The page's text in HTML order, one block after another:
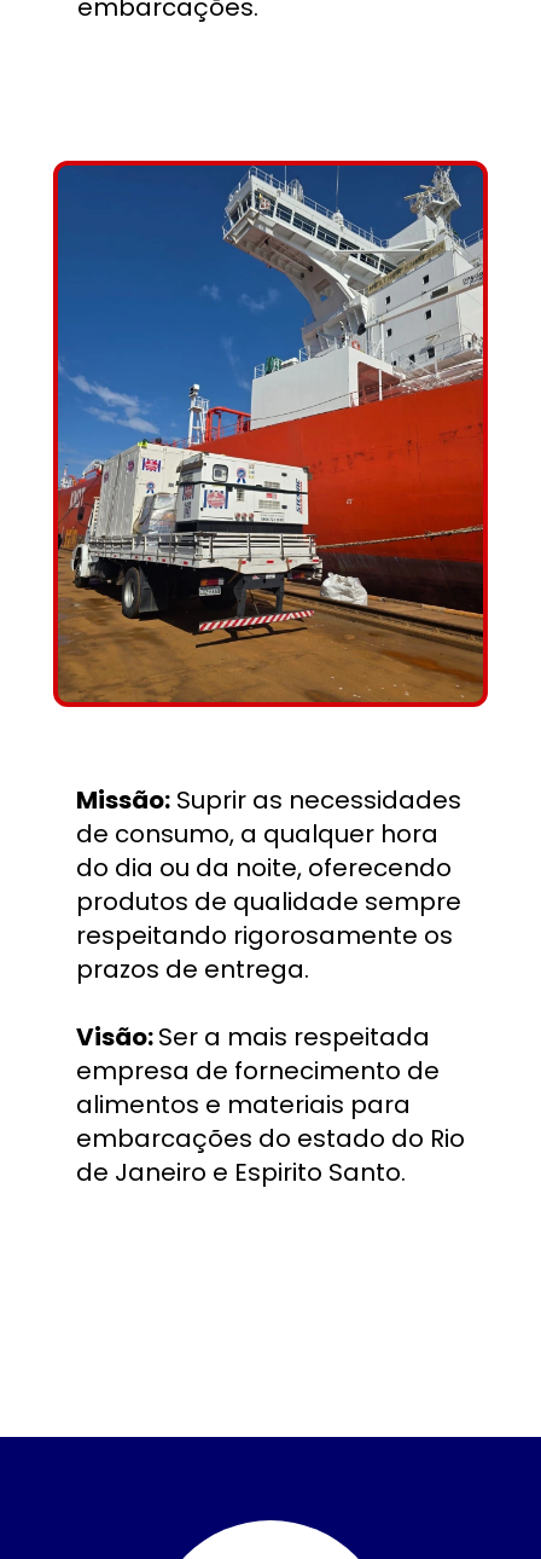
embarcações.
Missão: Suprir as necessidades
de consumo, a qualquer hora
do dia ou da noite, oferecendo
produtos de qualidade sempre
respeitando rigorosamente os
prazos de entrega.
Visão: Ser a mais respeitada
empresa de fornecimento de
alimentos e materiais para
embarcações do estado do Rio
de Janeiro e Espirito Santo.